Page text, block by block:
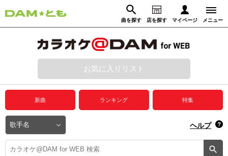
曲を探す 店を探す マイページ メニュー
動画からさがす 録音からさがす
ログイン
プレミアムサービス
DAM★とも動画
DAM★とも録音
お気に入りリスト
新曲 ランキング 特集
ヘルプ